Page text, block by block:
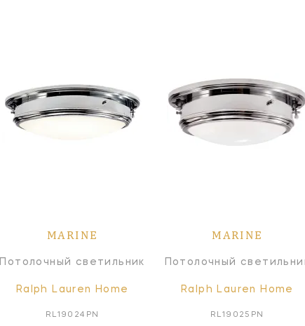
MARINE
Потолочный светильник
Ralph Lauren Home
RL19024PN
MARINE
Потолочный
Ralph Lauren Home
RL19025PN